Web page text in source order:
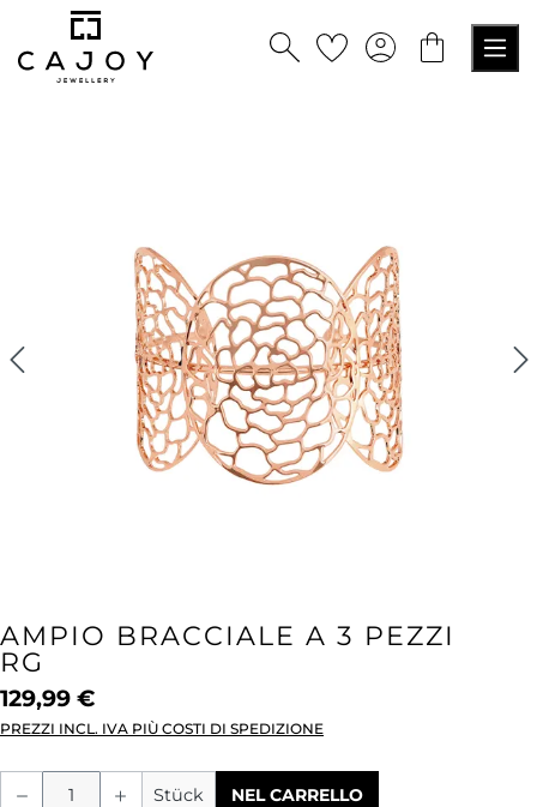
principale
AMPIO BRACCIALE A 3 PEZZI
RG
129,99 €
PREZZI INCL. IVA PIÙ COSTI DI SPEDIZIONE
Quantità del prodotto: inserisci la
Stück NEL CARRELLO